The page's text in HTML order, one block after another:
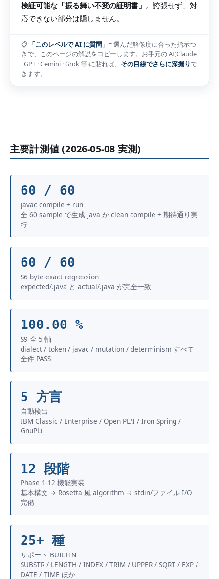
検証可能な「振る舞い不変の証明書」 。誇張せず、対
応できない部分は隠しません。
📋 「このレベルで AI に質問」 = 選んだ解像度に合った指示つ
きで、このページの解説をコピーします。お手元の AI(Claude
· GPT · Gemini · Grok 等)に貼れば、 その目線でさらに深掘りで
きます。
主要計測値 (2026-05-08 実測)
60 / 60
javac compile + run
全 60 sample で生成 Java が clean compile + 期待通り実
行
60 / 60
S6 byte-exact regression
expected/.java と actual/.java が完全一致
100.00 %
S9 全 5 軸
dialect / token / javac / mutation / determinism すべて
全件 PASS
5 方言
自動検出
IBM Classic / Enterprise / Open PL/I / Iron Spring /
GnuPLi
12 段階
Phase 1-12 機能実装
基本構文 → Rosetta 風 algorithm → stdin/ファイル I/O
完備
25+ 種
サポート BUILTIN
SUBSTR / LENGTH / INDEX / TRIM / UPPER / SQRT / EXP /
DATE / TIME ほか